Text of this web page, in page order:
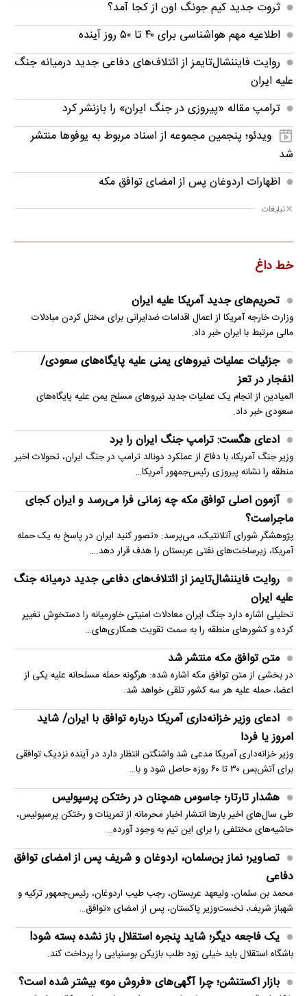
ثروت جدید کیم جونگ اون از کجا آمد؟
اطلاعیه مهم هواشناسی برای ۴۰ تا ۵۰ روز آینده
روایت فایننشال‌تایمز از ائتلاف‌های دفاعی جدید درمیانه جنگ
علیه ایران
ترامپ مقاله «پیروزی در جنگ ایران» را بازنشر کرد
ویدئو؛ پنجمین مجموعه از اسناد مربوط به یوفوها منتشر
شد
اظهارات اردوغان پس از امضای توافق مکه
تبلیغات
خط داغ
تحریم‌های جدید آمریکا علیه ایران
وزارت خارجه آمریکا از اعمال اقدامات ضدایرانی برای مختل کردن مبادلات
مالی مرتبط با ایران خبر داد.
جزئیات عملیات نیروهای یمنی علیه پایگاه‌های سعودی/
انفجار در تعز
المیادین از انجام یک عملیات جدید نیروهای مسلح یمن علیه پایگاه‌های
سعودی خبر داد.
ادعای هگست: ترامپ جنگ ایران را برد
وزیر جنگ آمریکا، با دفاع از عملکرد دونالد ترامپ در جنگ ایران، تحولات اخیر
منطقه را نشانه پیروزی رئیس‌جمهور آمریکا…
آزمون اصلی توافق مکه چه زمانی فرا می‌رسد و ایران کجای
ماجراست؟
پژوهشگر شورای آتلانتیک، می‌پرسد: «تصور کنید ایران در پاسخ به یک حمله
آمریکا، زیرساخت‌های نفتی عربستان را هدف قرار دهد.…
روایت فایننشال‌تایمز از ائتلاف‌های دفاعی جدید درمیانه جنگ
علیه ایران
تحلیلی اشاره دارد جنگ ایران معادلات امنیتی خاورمیانه را دستخوش تغییر
کرده و کشورهای منطقه را به سمت تقویت همکاری‌های…
متن توافق مکه منتشر شد
در بخشی از متن توافق مکه اشاره شده: هرگونه حمله مسلحانه علیه یکی از
اعضا، حمله علیه هر سه کشور تلقی خواهد شد.
ادعای وزیر خزانه‌داری آمریکا درباره توافق با ایران/ شاید
امروز یا فردا
وزیر خزانه‌داری آمریکا مدعی شد واشنگتن انتظار دارد در آینده نزدیک توافقی
برای آتش‌بس ۳۰ تا ۶۰ روزه حاصل شود و با…
هشدار تارتار؛ جاسوس همچنان در رختکن پرسپولیس
طی سال‌های اخیر بارها انتشار اخبار محرمانه از تمرینات و رختکن پرسپولیس،
حاشیه‌های مختلفی را برای این تیم به وجود آورده…
تصاویر؛ نماز بن‌سلمان، اردوغان و شریف پس از امضای توافق
دفاعی
محمد بن سلمان، ولیعهد عربستان، رجب طیب اردوغان، رئیس‌جمهور ترکیه و
شهباز شریف، نخست‌وزیر پاکستان، پس از امضای «توافق…
یک فاجعه دیگر؛ شاید پنجره استقلال باز نشده بسته شود!
باشگاه استقلال باید خیلی زود طلب بازیکن بوسنیایی را پرداخت کند.
بازار اکستنشن؛ چرا آگهی‌های «فروش مو» بیشتر شده است؟